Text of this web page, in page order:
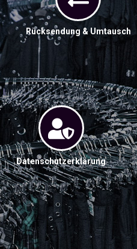
Rücksendung & Umtausch
Datenschutzerklärung